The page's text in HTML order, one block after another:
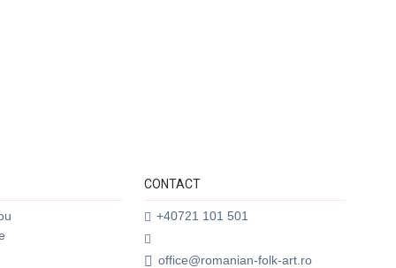
CONTACT
+40721 101 501
office@romanian-folk-art.ro